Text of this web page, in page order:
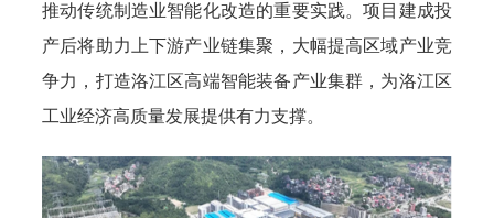
推动传统制造业智能化改造的重要实践。项目建成投
产后将助力上下游产业链集聚，大幅提高区域产业竞
争力，打造洛江区高端智能装备产业集群，为洛江区
工业经济高质量发展提供有力支撑。